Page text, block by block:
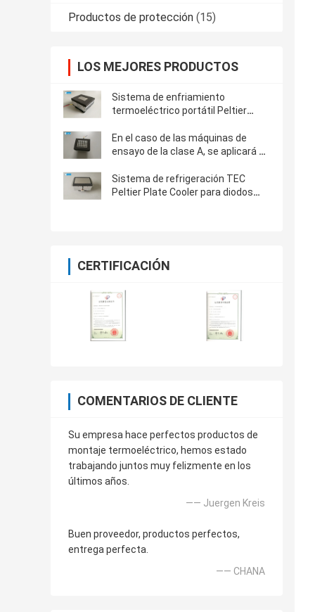
Productos de protección (15)
LOS MEJORES PRODUCTOS
Sistema de enfriamiento
termoeléctrico portátil Peltier
En el caso de las máquinas de
ensayo de la clase A, se aplicará el
Sistema de refrigeración TEC
Peltier Plate Cooler para diodos
CERTIFICACIÓN
COMENTARIOS DE CLIENTE
Su empresa hace perfectos productos de
montaje termoeléctrico, hemos estado
trabajando juntos muy felizmente en los
últimos años.
—— Juergen Kreis
Buen proveedor, productos perfectos,
entrega perfecta.
—— CHANA